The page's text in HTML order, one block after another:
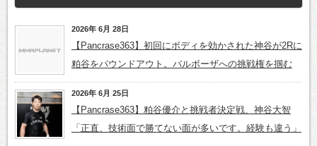
2026年 6月 28日
【Pancrase363】初回にボディを効かされた神谷が2Rに
粕谷をパウンドアウト。バルボーザへの挑戦権を掴む
2026年 6月 25日
【Pancrase363】粕谷優介と挑戦者決定戦、神谷大智
「正直、技術面で勝てない面が多いです。経験も違う」